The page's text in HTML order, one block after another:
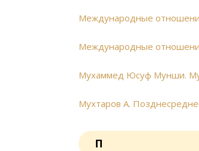
Международные
Международные
Мухаммед Юсуф Мунши.
Мухтаров А.
П